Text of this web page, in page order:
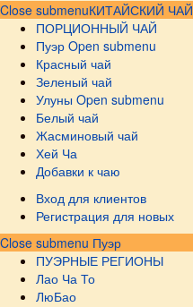
Close submenuКИТАЙСКИЙ ЧАЙ
ПОРЦИОННЫЙ ЧАЙ
Пуэр Open submenu
Красный чай
Зеленый чай
Улуны Open submenu
Белый чай
Жасминовый чай
Хей Ча
Добавки к чаю
Вход для клиентов
Регистрация для новых
Close submenu Пуэр
ПУЭРНЫЕ РЕГИОНЫ
Лао Ча То
ЛюБао